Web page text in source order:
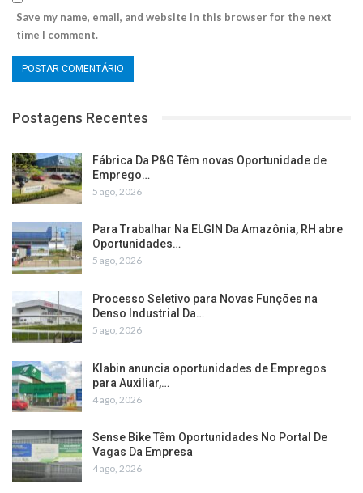
Save my name, email, and website in this browser for the next
time I comment.
Postagens Recentes
Fábrica Da P&G Têm novas Oportunidade de
Emprego…
5 ago, 2026
Para Trabalhar Na ELGIN Da Amazônia, RH abre
Oportunidades…
5 ago, 2026
Processo Seletivo para Novas Funções na
Denso Industrial Da…
5 ago, 2026
Klabin anuncia oportunidades de Empregos
para Auxiliar,…
4 ago, 2026
Sense Bike Têm Oportunidades No Portal De
Vagas Da Empresa
4 ago, 2026